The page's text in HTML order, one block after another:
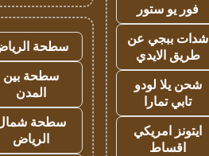
فور يو ستور
شدات ببجي عن
طريق الايدي
شحن يلا لودو
تابي تمارا
ايتونز امريكي
اقساط
سطحة
سطحة بين
المدن
سطحة
الرياض